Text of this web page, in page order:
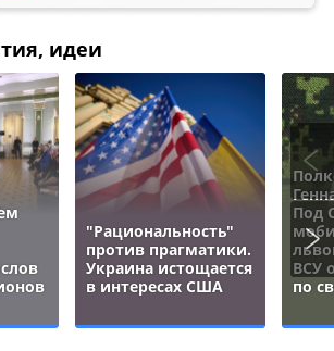
идеи
"Рациональность"
против прагматики.
Украина истощается
в интересах США
Под
ВСУ
по